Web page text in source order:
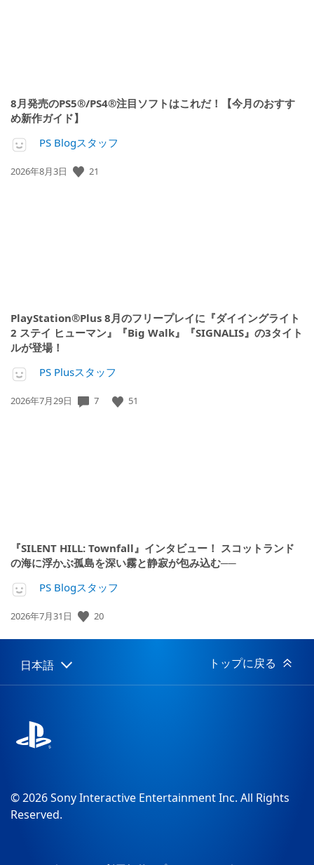
8月発売のPS5®/PS4®注目ソフトはこれだ！【今月のおすす
め新作ガイド】
PS Blogスタッフ
公
2026年8月3日 21
PlayStation®Plus 8月のフリープレイに『ダイイングライト
2 ステイ ヒューマン』『Big Walk』『SIGNALIS』の3タイト
ルが登場！
PS Plusスタッフ
公
2026年7月29日 7 51
『SILENT HILL: Townfall』インタビュー！ スコットランド
の海に浮かぶ孤島を深い霧と静寂が包み込む──
PS Blogスタッフ
公
日:
2026年7月31日 20
Select
a
Current
region:
日本語 トップに戻る
© 2026 Sony Interactive Entertainment Inc. All Rights
Reserved.